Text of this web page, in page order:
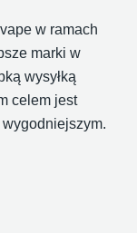
w ramach
marki w
wysyłką
celem jest